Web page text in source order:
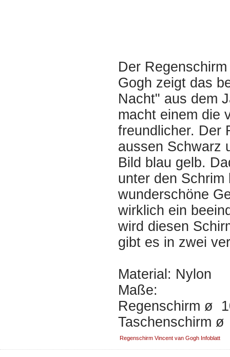
Der
Gogh zeigt das
Nacht" aus dem
macht einem die
freundlicher. Der
aussen Schwarz
Bild blau gelb.
unter den
wunderschöne
wirklich ein
wird diesen
gibt es in zwei
Material:
Maße:
Regenschirm ø
Taschenschirm
Regenschirm Vincent van Gogh Infoblatt